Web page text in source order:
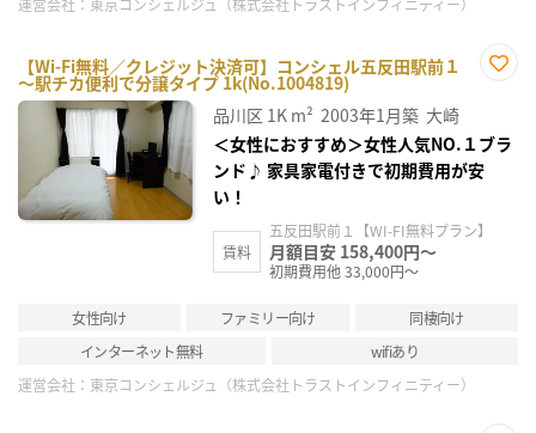
運営会社： 東京コンシェルジュ（株式会社トラストインフィニティー）
【Wi-Fi無料／クレジット決済可】コンシェル五反田駅前１
～駅チカ便利で分譲タイプ 1k(No.1004819)
録
品川区 1K m² 2003年1月築 大崎
＜女性におすすめ＞女性人気NO.１ブラ
ンド♪ 家具家電付きで初期費用が安
い！
賃料
五反田駅前１【WI-FI無料プラン】
月額目安 158,400円～
初期費用他 33,000円～
女性向け ファミリー向け
同棲向け
インターネット無料
wifiあり
運営会社： 東京コンシェルジュ（株式会社トラストインフィニティー）